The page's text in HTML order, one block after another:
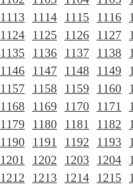
1113 1114 1115 1116
1124 1125 1126 1127
1135 1136 1137 1138
1146 1147 1148 1149
1157 1158 1159 1160
1168 1169 1170 1171
1179 1180 1181 1182
1190 1191 1192 1193
1201
1202 1203 1204
1212
1213 1214 1215